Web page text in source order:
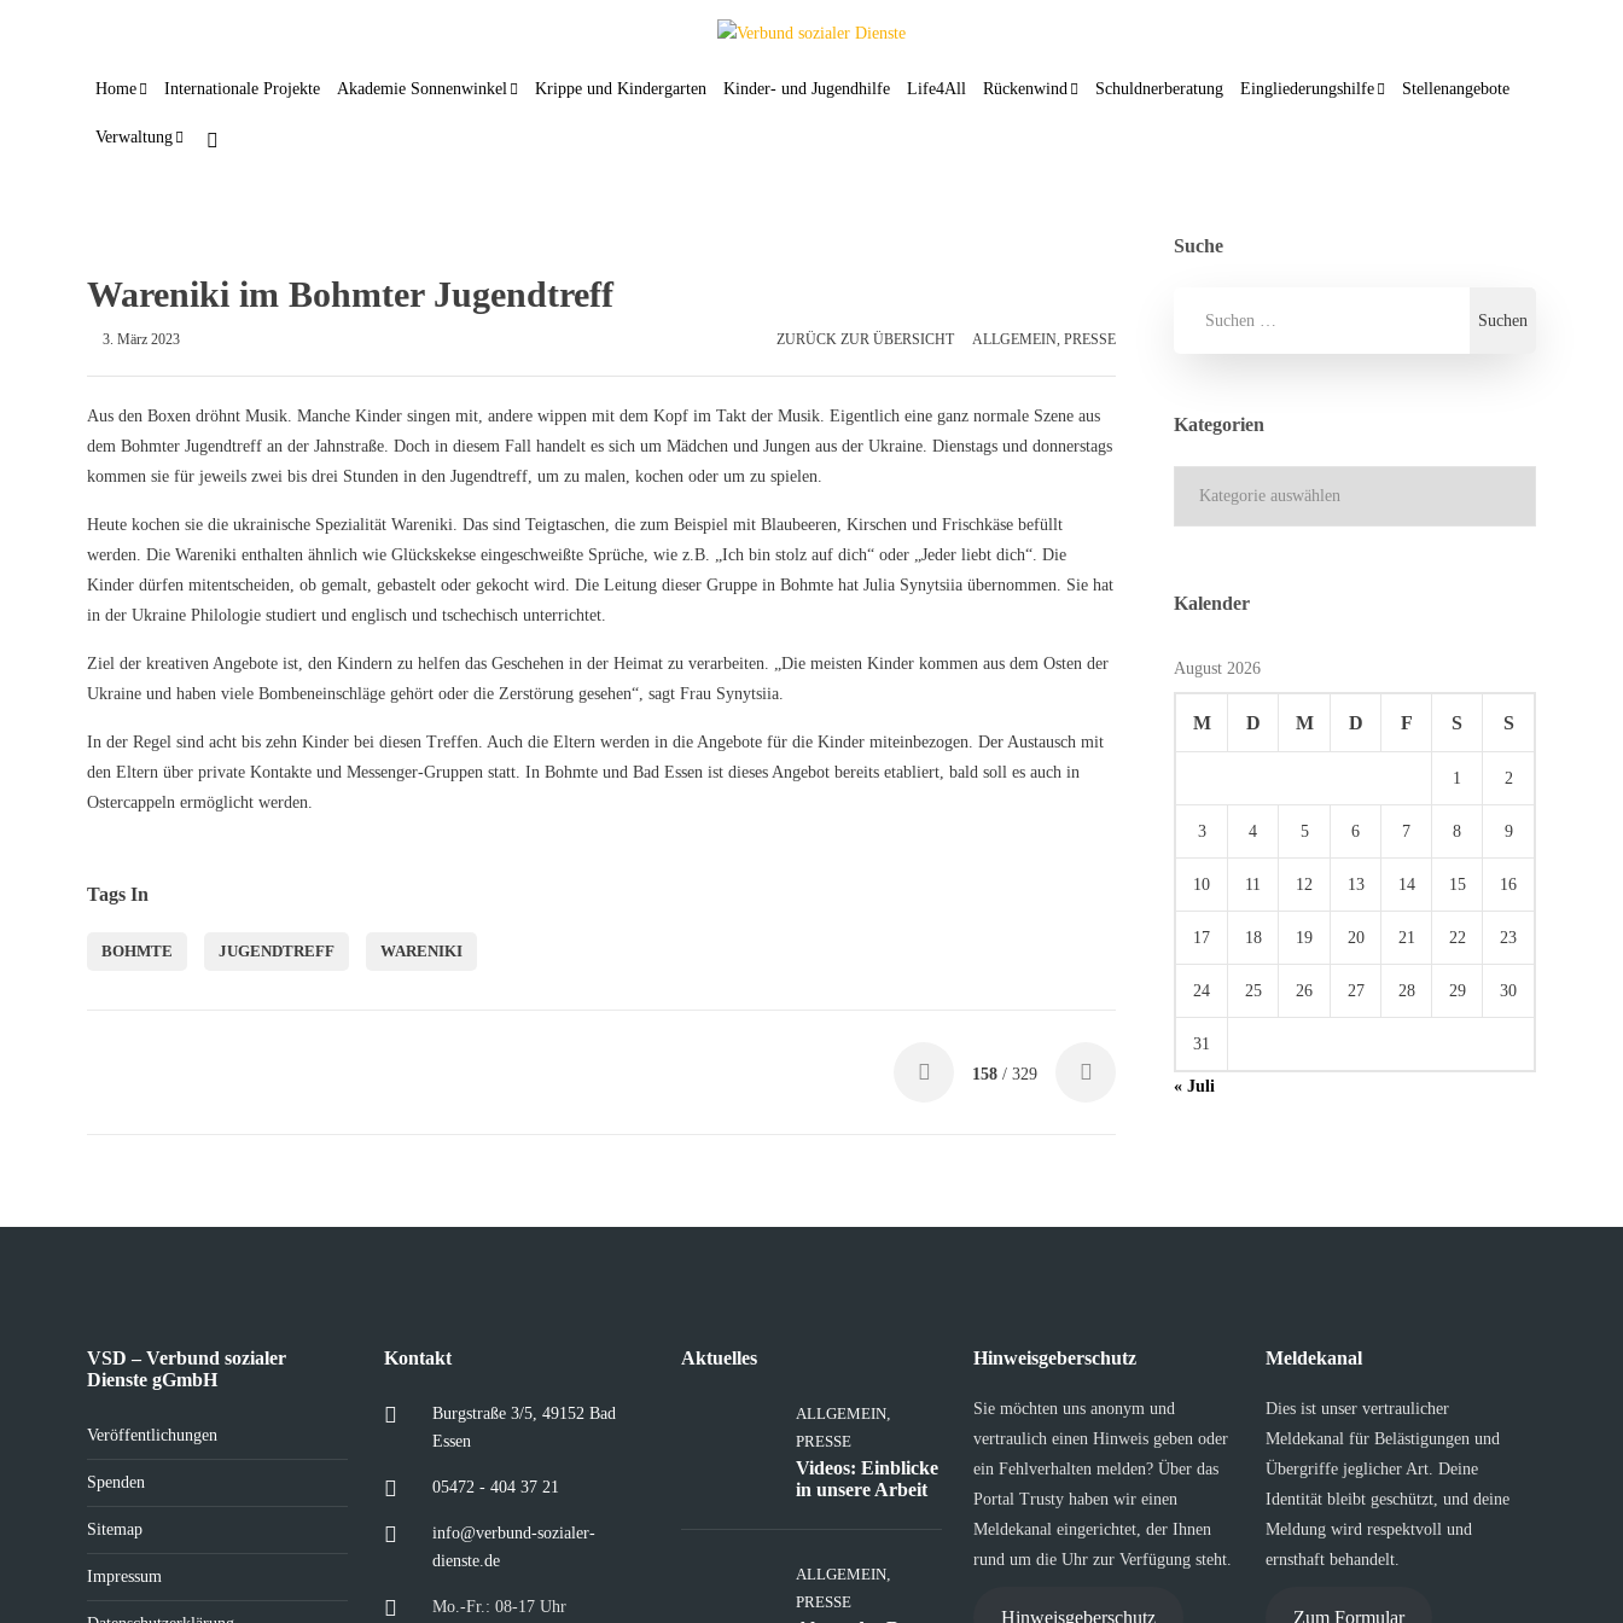
Home Internationale Projekte Akademie Sonnenwinkel Krippe und Kindergarten Kinder- und Jugendhilfe Life4All Rückenwind Schuldnerberatung Eingliederungshilfe Stellenangebote
Verwaltung
Wareniki im Bohmter Jugendtreff
3. März 2023 ZURÜCK ZUR ÜBERSICHT ALLGEMEIN, PRESSE
Aus den Boxen dröhnt Musik. Manche Kinder singen mit, andere wippen mit dem Kopf im Takt der Musik. Eigentlich eine ganz normale Szene aus
dem Bohmter Jugendtreff an der Jahnstraße. Doch in diesem Fall handelt es sich um Mädchen und Jungen aus der Ukraine. Dienstags und donnerstags
kommen sie für jeweils zwei bis drei Stunden in den Jugendtreff, um zu malen, kochen oder um zu spielen.
Heute kochen sie die ukrainische Spezialität Wareniki. Das sind Teigtaschen, die zum Beispiel mit Blaubeeren, Kirschen und Frischkäse befüllt
werden. Die Wareniki enthalten ähnlich wie Glückskekse eingeschweißte Sprüche, wie z.B. „Ich bin stolz auf dich“ oder „Jeder liebt dich“. Die
Kinder dürfen mitentscheiden, ob gemalt, gebastelt oder gekocht wird. Die Leitung dieser Gruppe in Bohmte hat Julia Synytsiia übernommen. Sie hat
in der Ukraine Philologie studiert und englisch und tschechisch unterrichtet.
Ziel der kreativen Angebote ist, den Kindern zu helfen das Geschehen in der Heimat zu verarbeiten. „Die meisten Kinder kommen aus dem Osten der
Ukraine und haben viele Bombeneinschläge gehört oder die Zerstörung gesehen“, sagt Frau Synytsiia.
In der Regel sind acht bis zehn Kinder bei diesen Treffen. Auch die Eltern werden in die Angebote für die Kinder miteinbezogen. Der Austausch mit
den Eltern über private Kontakte und Messenger-Gruppen statt. In Bohmte und Bad Essen ist dieses Angebot bereits etabliert, bald soll es auch in
Ostercappeln ermöglicht werden.
Tags In
BOHMTE JUGENDTREFF WARENIKI
158 / 329
Suche
Kategorien
Kalender
August 2026
M D M D F S S
1 2
3 4 5 6 7 8 9
10 11 12 13 14 15 16
17 18 19 20 21 22 23
24 25 26 27 28 29 30
31
« Juli
VSD – Verbund sozialer
Dienste gGmbH
Veröffentlichungen
Spenden
Sitemap
Impressum
Kontakt
Burgstraße 3/5, 49152 Bad
Essen
05472 - 404 37 21
info@verbund-sozialer-
dienste.de
Mo.-Fr.: 08-17 Uhr
Aktuelles
ALLGEMEIN,
PRESSE
Videos: Einblicke
in unsere Arbeit
ALLGEMEIN,
PRESSE
Hinweisgeberschutz
Sie möchten uns anonym und
vertraulich einen Hinweis geben oder
ein Fehlverhalten melden? Über das
Portal Trusty haben wir einen
Meldekanal eingerichtet, der Ihnen
rund um die Uhr zur Verfügung steht.
Hinweisgeberschutz
Meldekanal
Dies ist unser vertraulicher
Meldekanal für Belästigungen und
Übergriffe jeglicher Art. Deine
Identität bleibt geschützt, und deine
Meldung wird respektvoll und
ernsthaft behandelt.
Zum Formular